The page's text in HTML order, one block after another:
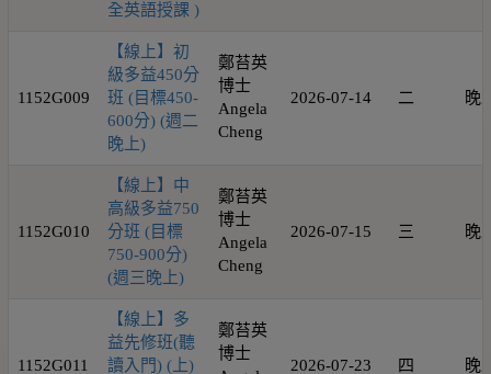
全英語授課 )
1152G009
【線上】初
級多益450分
班 (目標450-
600分) (週二
晚上)
鄭苔英
博士
Angela
Cheng
2026-07-14 二 晚
1152G010
【線上】中
高級多益750
分班 (目標
750-900分)
(週三晚上)
鄭苔英
博士
Angela
Cheng
2026-07-15 三 晚
1152G011
【線上】多
益先修班(聽
讀入門) (上)
鄭苔英
博士
2026-07-23 四 晚